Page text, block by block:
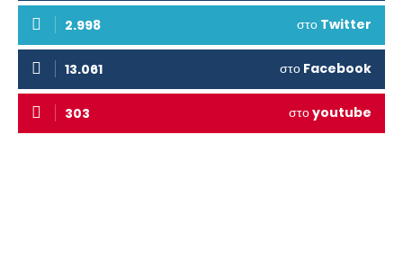
2.998 στο Twitter
13.061 στο Facebook
303 στοyoutube